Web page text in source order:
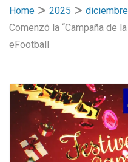
Home
2025 diciembre
Comenzó la “Campaña de
eFootball